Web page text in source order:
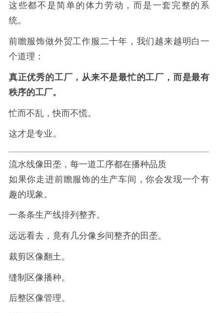
这些都不是简单的体力劳动，而是一套完整的系
统。
前瞻服饰做外贸工作服二十年，我们越来越明白一
个道理：
真正优秀的工厂，从来不是最忙的工厂，而是最有
秩序的工厂。
忙而不乱，快而不慌。
这才是专业。
流水线像田垄，每一道工序都在播种品质
如果你走进前瞻服饰的生产车间，你会发现一个有
趣的现象。
一条条生产线排列整齐。
远远看去，竟有几分像乡间整齐的田垄。
裁剪区像翻土。
缝制区像播种。
后整区像管理。